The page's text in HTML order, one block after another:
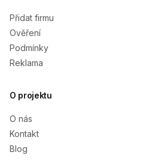
Přidat firmu
Ověření
Podmínky
Reklama
O projektu
O nás
Kontakt
Blog